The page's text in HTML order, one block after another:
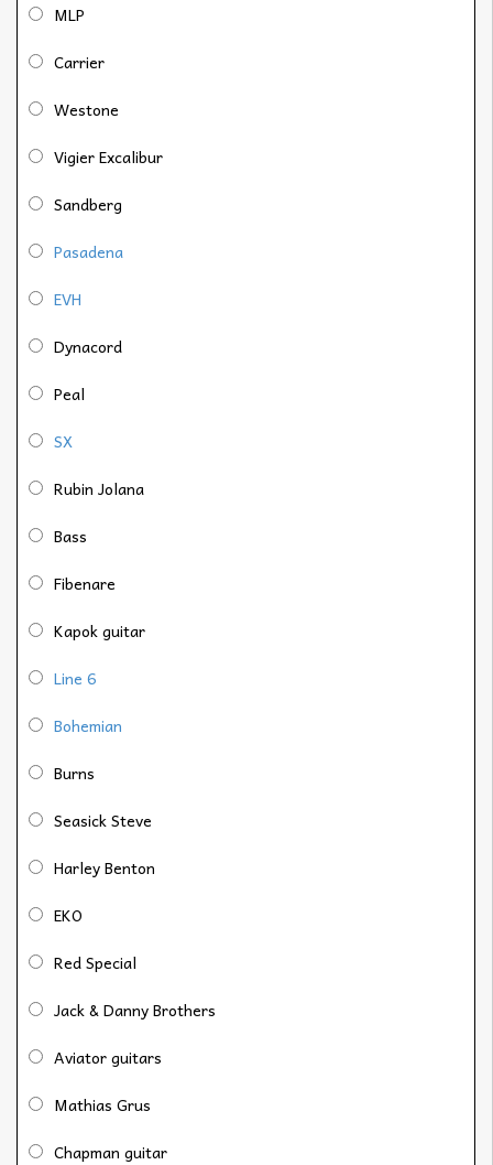
MLP
Carrier
Westone
Vigier Excalibur
Sandberg
Pasadena
EVH
Dynacord
Peal
SX
Rubin Jolana
Bass
Fibenare
Kapok guitar
Line 6
Bohemian
Burns
Seasick Steve
Harley Benton
EKO
Red Special
Jack & Danny Brothers
Aviator guitars
Mathias Grus
Chapman guitar